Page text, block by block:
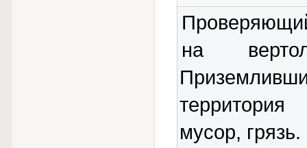
на
мусор, грязь.